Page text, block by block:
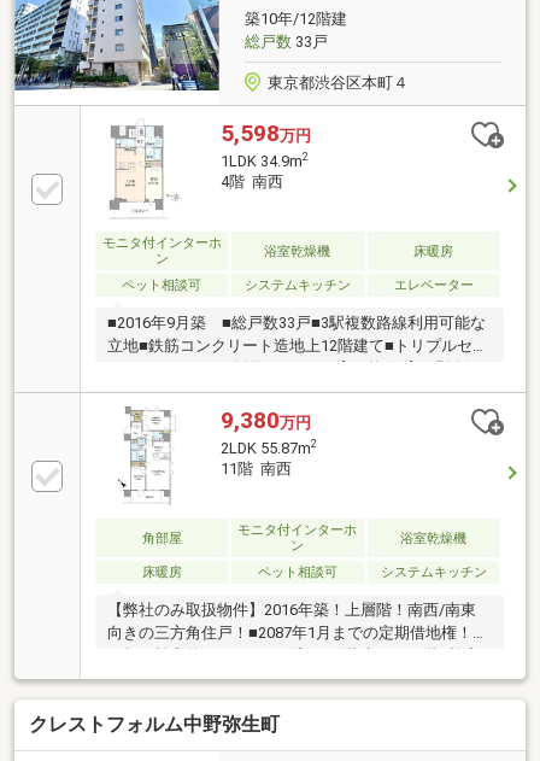
ダイヤル ： ０１２０－１０４－５７０
築10年/12階建
総戸数33戸
東京都渋谷区本町４
5,598万円
1LDK 34.9m2
4階 南西
モニタ付インターホ
ン
浴室乾燥機 床暖房
ペット相談可 システムキッチン エレベーター
■2016年9月築 ■総戸数33戸■3駅複数路線利用可能な
立地■鉄筋コンクリート造地上12階建て■トリプルセキ
専有面積：34.9m2■間取り：1LDK リビングダイニン
グ隣接の洋室の間仕切りを 常時開放することも可能
ですので、 ライフスタイルに合わせた使い方が可能
です■方角：南西向き■天井高(最高部)：約2，
500mm 開放感ある住空間でお過ごしいただけます※
駐輪場＠300～500円/月額、バイク置場＠1，500～3，
000円/月額
9,380万円
2LDK 55.87m2
11階 南西
角部屋
モニタ付インターホ
ン
浴室乾燥機
床暖房 ペット相談可 システムキッチン
【弊社のみ取扱物件】2016年築！上層階！南西/南東
向きの三方角住戸！■2087年1月までの定期借地権！55
的で使いやすいカウンターオープンキッチン！■食洗
機・エアコン・ミストサウナ・床暖房等の充実した仕
様設備！■ウォークインクローゼット等、収納充実！□
新宿生活圏×渋谷区アドレス、築浅×上層階×高セキュ
クレストフォルム中野弥生町